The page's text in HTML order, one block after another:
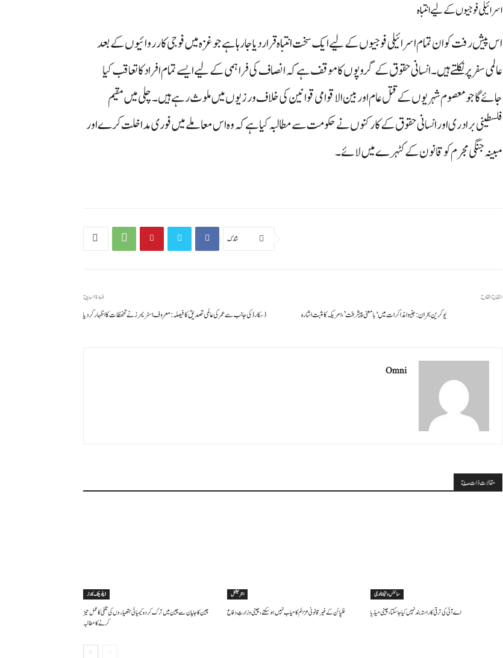
اسرائیلی فوجیوں کے لیے انتباہ
اس پیش رفت کو ان تمام اسرائیلی فوجیوں کے لیے ایک سخت انتباہ قرار دیا جا رہا ہے جو غزہ میں فوجی کارروائیوں کے بعد
عالمی سفر پر نکلتے ہیں۔ انسانی حقوق کے گروپوں کا موقف ہے کہ انصاف کی فراہمی کے لیے ایسے تمام افراد کا تعاقب کیا
جائے گا جو معصوم شہریوں کے قتل عام اور بین الاقوامی قوانین کی خلاف ورزیوں میں ملوث رہے ہیں۔ چلی میں مقیم
فلسطینی برادری اور انسانی حقوق کے کارکنوں نے حکومت سے مطالبہ کیا ہے کہ وہ اس معاملے میں فوری مداخلت کرے اور
مبینہ جنگی مجرم کو قانون کے کٹہرے میں لائے۔
شارك
المادة السابقة
ڈسکارڈ کی جانب سے عمر کی عالمی تصدیق کا فیصلہ: معروف اسٹریمرز نے تحفظات کا اظہار کر دیا
المقالة القادمة
یوکرین بحران: جنیوا مذاکرات میں ‘بامعنی پیشرفت’، امریکہ کا مثبت اشارہ
Omni
مقالات ذات صلة
سائنس وٹیکنالوجی
اے آئی کی ترقی کا راستہ بند نہیں کیا جا سکتا، چینی میڈیا
انٹرنیشنل
فلپائن کے غیر قانونی عزائم کامیاب نہیں ہو سکتے ، چینی وزارتِ دفاع
ڈپلومیٹک کارنر
چین کا جاپان سے چین میں ترک کردہ کیمیائی ہتھیاروں کی تلفی کا عمل تیز
کرنے کا مطالبہ